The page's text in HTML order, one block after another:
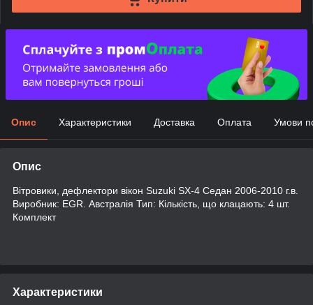
Опис Характеристики Доставка Оплата Умови
Опис
Вітровики, дефлектори вікон Suzuki SX-4 Седан 2006-2010 г.в.
Виробник: EGR. Австралія Тип: Кількість, що клацають: 4 шт.
Комплект
Характеристики